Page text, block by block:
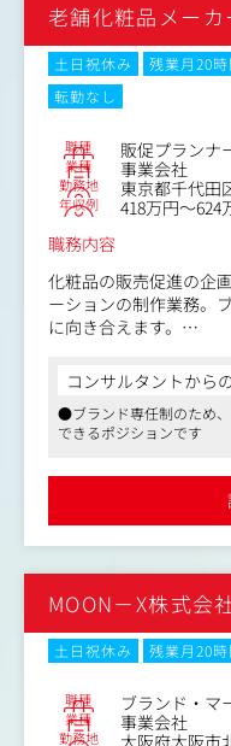
伴う募集です。
・広告代理店とのコミ
・競合調査 / 市場リ
会社は少数精鋭で責任
人の声が尊重される環境
将来的には、自分の
サイト責任者へと、キ
（ポジションの魅力）
同社では、広告運用だ
く愛されるブランドに
グを行っています。
LTVやCRMなど、定期
ータや施策を通して身
い環境です。
②ブランドが育ってい
さらに大きく育ててい
これからブランドがど
ーケターとして関われ
魅力です。
③少数精鋭だからこそ
チームは少数精鋭で、
境です。
「こうしたらもっと良
老舗化粧品メーカ
土日祝休み 残業月20時
転勤なし
職種 販促プランナ
業種 事業会社
勤務地 東京都千代田
年収例
418万円～624
職務内容
化粧品の販売促進の企
ーションの制作業務。
に向き合えます。
岐に渡り、様々な経験
【具体的には】
■担当する販促ツール
什器用カセット、POP
1.販促プロモーション
2.販促ツール（デザイ
3.撮影（人物・プロダ
4.進行管理、販促費の
コンサルタントから
●ブランド専任制のため
できるポジションです
MOON－X株式会
土日祝休み 残業月20時
職種 ブランド・マ
業種 事業会社
勤務地 大阪府大阪市